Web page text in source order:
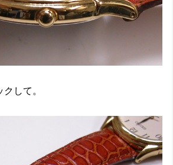
して。